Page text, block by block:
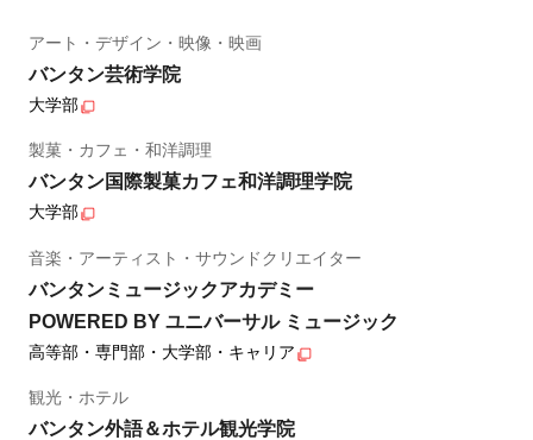
アート・デザイン・映像・映画
バンタン芸術学院
大学部
製菓・カフェ・和洋調理
バンタン国際製菓カフェ和洋調理学院
大学部
音楽・アーティスト・サウンドクリエイター
バンタンミュージックアカデミー
POWERED BY ユニバーサル ミュージック
高等部・専門部・大学部・キャリア
観光・ホテル
バンタン外語＆ホテル観光学院